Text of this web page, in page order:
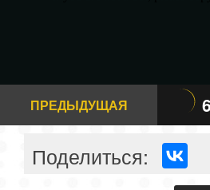
ПРЕДЫДУЩАЯ
Поделиться: